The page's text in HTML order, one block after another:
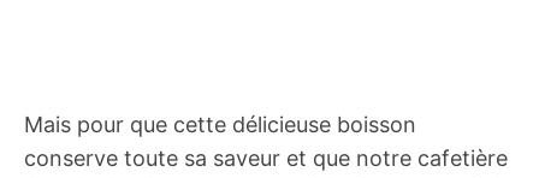
Mais pour que cette délicieuse boisson
conserve toute sa saveur et que notre cafetière